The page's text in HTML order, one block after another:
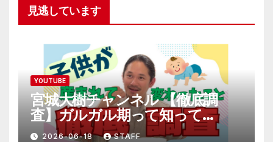
見逃しています
YOUTUBE
宮城大樹チャンネル 【徹底調
査】ガルガル期って知って
る！？
2026-06-18 STAFF